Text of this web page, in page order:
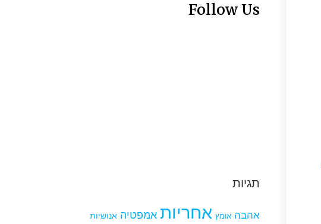
Follow Us
תגיות
אהבה אומץ אחריות אמפטיה אנושיות